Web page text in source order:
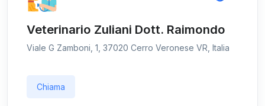
Veterinario Zuliani Dott. Raimondo
Viale G Zamboni, 1, 37020 Cerro Veronese VR, Italia
Chiama